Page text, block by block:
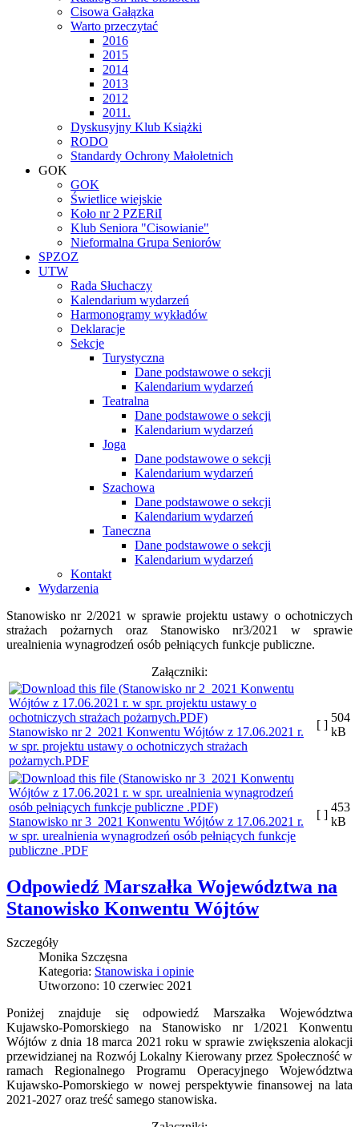
Cisowa Gałązka
Warto przeczytać
2016
2015
2014
2013
2012
2011.
Dyskusyjny Klub Książki
RODO
Standardy Ochrony Małoletnich
GOK
GOK
Świetlice wiejskie
Koło nr 2 PZERiI
Klub Seniora "Cisowianie"
Nieformalna Grupa Seniorów
SPZOZ
UTW
Rada Słuchaczy
Kalendarium wydarzeń
Harmonogramy wykładów
Deklaracje
Sekcje
Turystyczna
Dane podstawowe o sekcji
Kalendarium wydarzeń
Teatralna
Dane podstawowe o sekcji
Kalendarium wydarzeń
Joga
Dane podstawowe o sekcji
Kalendarium wydarzeń
Szachowa
Dane podstawowe o sekcji
Kalendarium wydarzeń
Taneczna
Dane podstawowe o sekcji
Kalendarium wydarzeń
Kontakt
Wydarzenia
Stanowisko nr 2/2021 w sprawie projektu ustawy o ochotniczych
strażach pożarnych oraz Stanowisko nr3/2021 w sprawie
urealnienia wynagrodzeń osób pełniących funkcje publiczne.
Załączniki:
Stanowisko nr 2_2021 Konwentu Wójtów z 17.06.2021 r.
w spr. projektu ustawy o ochotniczych strażach
pożarnych.PDF
[ ]
504
kB
Stanowisko nr 3_2021 Konwentu Wójtów z 17.06.2021 r.
w spr. urealnienia wynagrodzeń osób pełniących funkcje
publiczne .PDF
[ ]
453
kB
Odpowiedź Marszałka Województwa na
Stanowisko Konwentu Wójtów
Szczegóły
Monika Szczęsna
Kategoria: Stanowiska i opinie
Utworzono: 10 czerwiec 2021
Poniżej znajduje się odpowiedź Marszałka Województwa
Kujawsko-Pomorskiego na Stanowisko nr 1/2021 Konwentu
Wójtów z dnia 18 marca 2021 roku w sprawie zwiększenia alokacji
przewidzianej na Rozwój Lokalny Kierowany przez Społeczność w
ramach Regionalnego Programu Operacyjnego Województwa
Kujawsko-Pomorskiego w nowej perspektywie finansowej na lata
2021-2027 oraz treść samego stanowiska.